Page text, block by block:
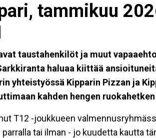
tammikuu
taustahenkilöt ja muut
haluaa kiittää
yhteistyössä Kipparin Pizzan ja
kahden hengen
T12 -joukkueen
tai ilman - jo kuudetta kautta